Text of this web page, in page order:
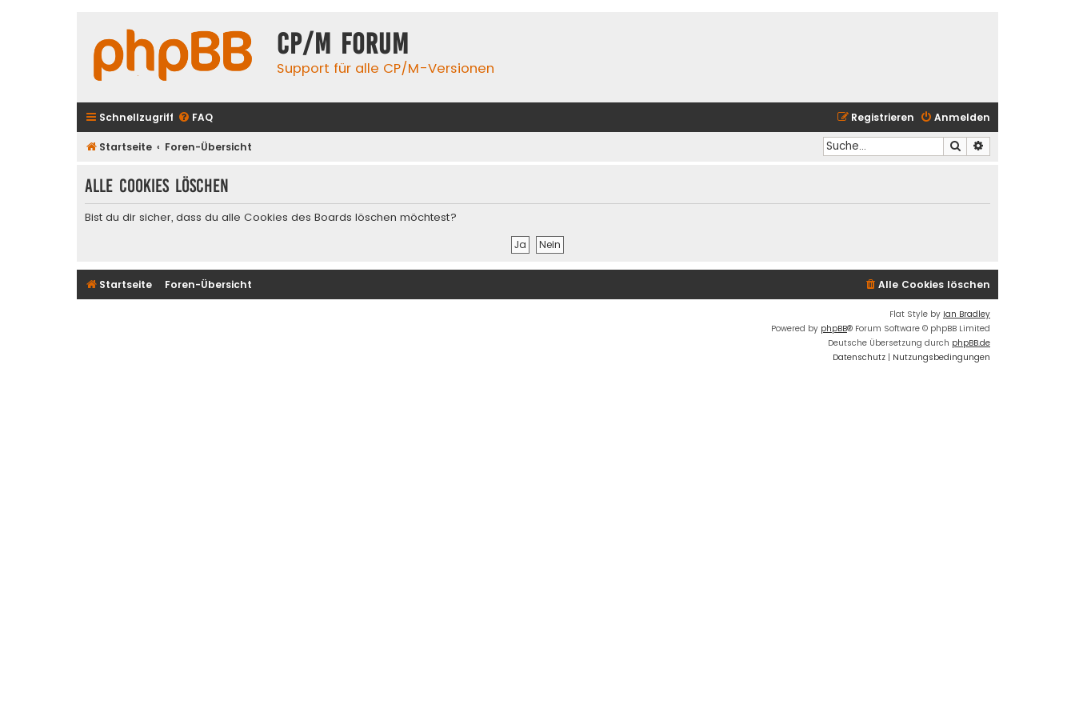
CP/M Forum
Support für alle CP/M-Versionen
Schnellzugriff FAQ Anmelden
Registrieren
Startseite Foren-Übersicht Suche
Alle Cookies löschen
Bist du dir sicher, dass du alle Cookies des Boards löschen möchtest?
Startseite Foren-Übersicht Alle Cookies löschen
Flat Style by Ian Bradley
Powered by phpBB® Forum Software © phpBB Limited
Deutsche Übersetzung durch phpBB.de
Datenschutz | Nutzungsbedingungen